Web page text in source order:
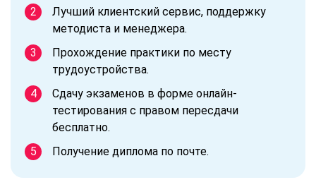
Лучший клиентский сервис, поддержку
методиста и менеджера.
Прохождение практики по месту
трудоустройства.
Сдачу экзаменов в форме онлайн-
тестирования с правом пересдачи
бесплатно.
Получение диплома по почте.